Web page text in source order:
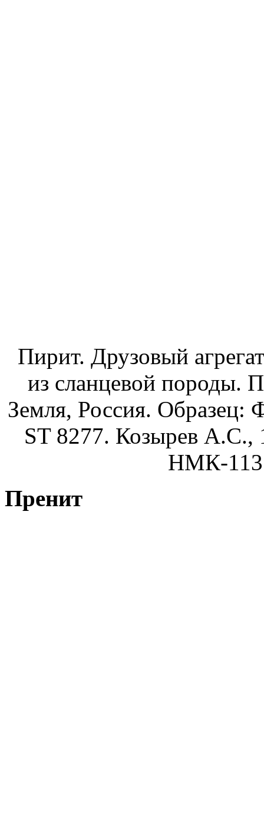
Пирит. Друзовый
из сланцевой породы.
Земля, Россия.
ST 8277. Козырев А.С.,
НМК-113
Пренит